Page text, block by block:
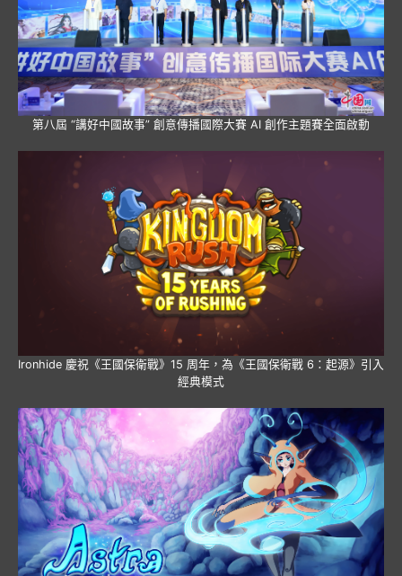
第八屆 “講好中國故事” 創意傳播國際大賽 AI 創作主題賽全面啟動
Ironhide 慶祝《王國保衛戰》15 周年，為《王國保衛戰 6：起源》引入
經典模式